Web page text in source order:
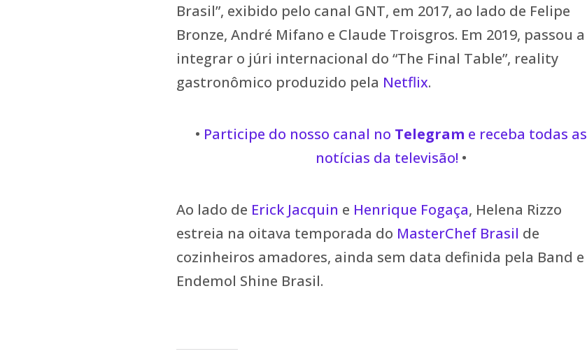
Brasil”, exibido pelo canal GNT, em 2017, ao lado de Felipe
Bronze, André Mifano e Claude Troisgros. Em 2019, passou a
integrar o júri internacional do “The Final Table”, reality
gastronômico produzido pela Netflix.
• Participe do nosso canal no Telegram e receba todas as
notícias da televisão! •
Ao lado de Erick Jacquin e Henrique Fogaça, Helena Rizzo
estreia na oitava temporada do MasterChef Brasil de
cozinheiros amadores, ainda sem data definida pela Band e
Endemol Shine Brasil.